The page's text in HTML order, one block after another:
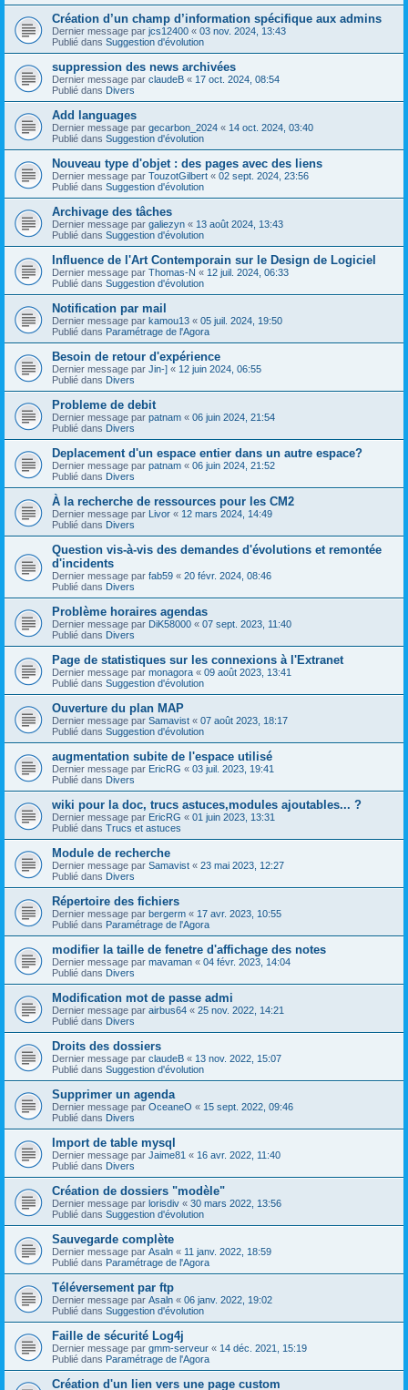
Création d’un champ d’information spécifique aux admins
Dernier message par jcs12400 « 03 nov. 2024, 13:43
Publié dans Suggestion d'évolution
suppression des news archivées
Dernier message par claudeB « 17 oct. 2024, 08:54
Publié dans Divers
Add languages
Dernier message par gecarbon_2024 « 14 oct. 2024, 03:40
Publié dans Suggestion d'évolution
Nouveau type d'objet : des pages avec des liens
Dernier message par TouzotGilbert « 02 sept. 2024, 23:56
Publié dans Suggestion d'évolution
Archivage des tâches
Dernier message par galiezyn « 13 août 2024, 13:43
Publié dans Suggestion d'évolution
Influence de l'Art Contemporain sur le Design de Logiciel
Dernier message par Thomas-N « 12 juil. 2024, 06:33
Publié dans Suggestion d'évolution
Notification par mail
Dernier message par kamou13 « 05 juil. 2024, 19:50
Publié dans Paramétrage de l'Agora
Besoin de retour d'expérience
Dernier message par Jin-] « 12 juin 2024, 06:55
Publié dans Divers
Probleme de debit
Dernier message par patnam « 06 juin 2024, 21:54
Publié dans Divers
Deplacement d'un espace entier dans un autre espace?
Dernier message par patnam « 06 juin 2024, 21:52
Publié dans Divers
À la recherche de ressources pour les CM2
Dernier message par Livor « 12 mars 2024, 14:49
Publié dans Divers
Question vis-à-vis des demandes d'évolutions et remontée
d'incidents
Dernier message par fab59 « 20 févr. 2024, 08:46
Publié dans Divers
Problème horaires agendas
Dernier message par DiK58000 « 07 sept. 2023, 11:40
Publié dans Divers
Page de statistiques sur les connexions à l'Extranet
Dernier message par monagora « 09 août 2023, 13:41
Publié dans Suggestion d'évolution
Ouverture du plan MAP
Dernier message par Samavist « 07 août 2023, 18:17
Publié dans Suggestion d'évolution
augmentation subite de l'espace utilisé
Dernier message par EricRG « 03 juil. 2023, 19:41
Publié dans Divers
wiki pour la doc, trucs astuces,modules ajoutables... ?
Dernier message par EricRG « 01 juin 2023, 13:31
Publié dans Trucs et astuces
Module de recherche
Dernier message par Samavist « 23 mai 2023, 12:27
Publié dans Divers
Répertoire des fichiers
Dernier message par bergerm « 17 avr. 2023, 10:55
Publié dans Paramétrage de l'Agora
modifier la taille de fenetre d'affichage des notes
Dernier message par mavaman « 04 févr. 2023, 14:04
Publié dans Divers
Modification mot de passe admi
Dernier message par airbus64 « 25 nov. 2022, 14:21
Publié dans Divers
Droits des dossiers
Dernier message par claudeB « 13 nov. 2022, 15:07
Publié dans Suggestion d'évolution
Supprimer un agenda
Dernier message par OceaneO « 15 sept. 2022, 09:46
Publié dans Divers
Import de table mysql
Dernier message par Jaime81 « 16 avr. 2022, 11:40
Publié dans Divers
Création de dossiers "modèle"
Dernier message par lorisdiv « 30 mars 2022, 13:56
Publié dans Suggestion d'évolution
Sauvegarde complète
Dernier message par Asaln « 11 janv. 2022, 18:59
Publié dans Paramétrage de l'Agora
Téléversement par ftp
Dernier message par Asaln « 06 janv. 2022, 19:02
Publié dans Suggestion d'évolution
Faille de sécurité Log4j
Dernier message par gmm-serveur « 14 déc. 2021, 15:19
Publié dans Paramétrage de l'Agora
Création d'un lien vers une page custom